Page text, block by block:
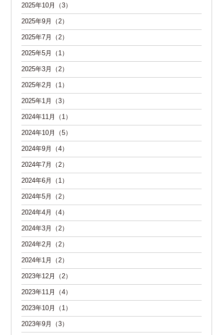
2025年10月（3）
2025年9月（2）
2025年7月（2）
2025年5月（1）
2025年3月（2）
2025年2月（1）
2025年1月（3）
2024年11月（1）
2024年10月（5）
2024年9月（4）
2024年7月（2）
2024年6月（1）
2024年5月（2）
2024年4月（4）
2024年3月（2）
2024年2月（2）
2024年1月（2）
2023年12月（2）
2023年11月（4）
2023年10月（1）
2023年9月（3）